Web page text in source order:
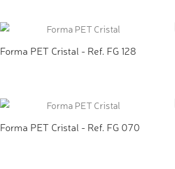
Forma PET Cristal - Ref. FG 128
Forma PET Cristal - Ref. FG 070